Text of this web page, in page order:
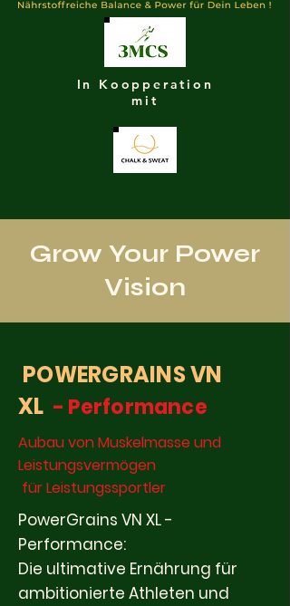
In Koopperation
mit
Grow Your Power
Vision
POWERGRAINS VN
XL - Performance
Aubau von Muskelmasse und
Leistungsvermögen
für Leistungssportler
PowerGrains VN XL -
Performance:
Die ultimative Ernährung für
ambitionierte Athleten und